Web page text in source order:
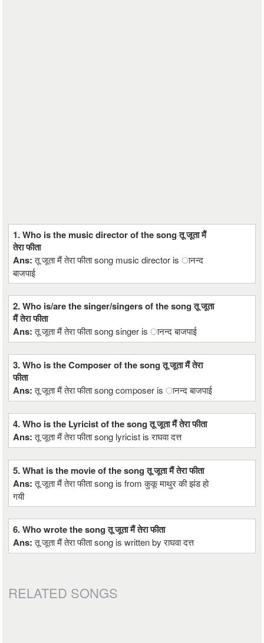
1. Who is the music director of the song तू जूता मैं
तेरा फीता
Ans:तू जूता मैं तेरा फीता song music director is ानन्द
बाजपाई
2. Who is/are the singer/singers of the song तू जूता
मैं तेरा फीता
Ans:तू जूता मैं तेरा फीता song singer is ानन्द बाजपाई
3. Who is the Composer of the song तू जूता मैं तेरा
फीता
Ans:तू जूता मैं तेरा फीता song composer is ानन्द बाजपाई
4. Who is the Lyricist of the song तू जूता मैं तेरा फीता
Ans:तू जूता मैं तेरा फीता song lyricist is राघवा दत्त
5. What is the movie of the song तू जूता मैं तेरा फीता
Ans:तू जूता मैं तेरा फीता song is from कुकू माथुर की झंड हो
गयी
6. Who wrote the song तू जूता मैं तेरा फीता
Ans:तू जूता मैं तेरा फीता song is written by राघवा दत्त
RELATED SONGS